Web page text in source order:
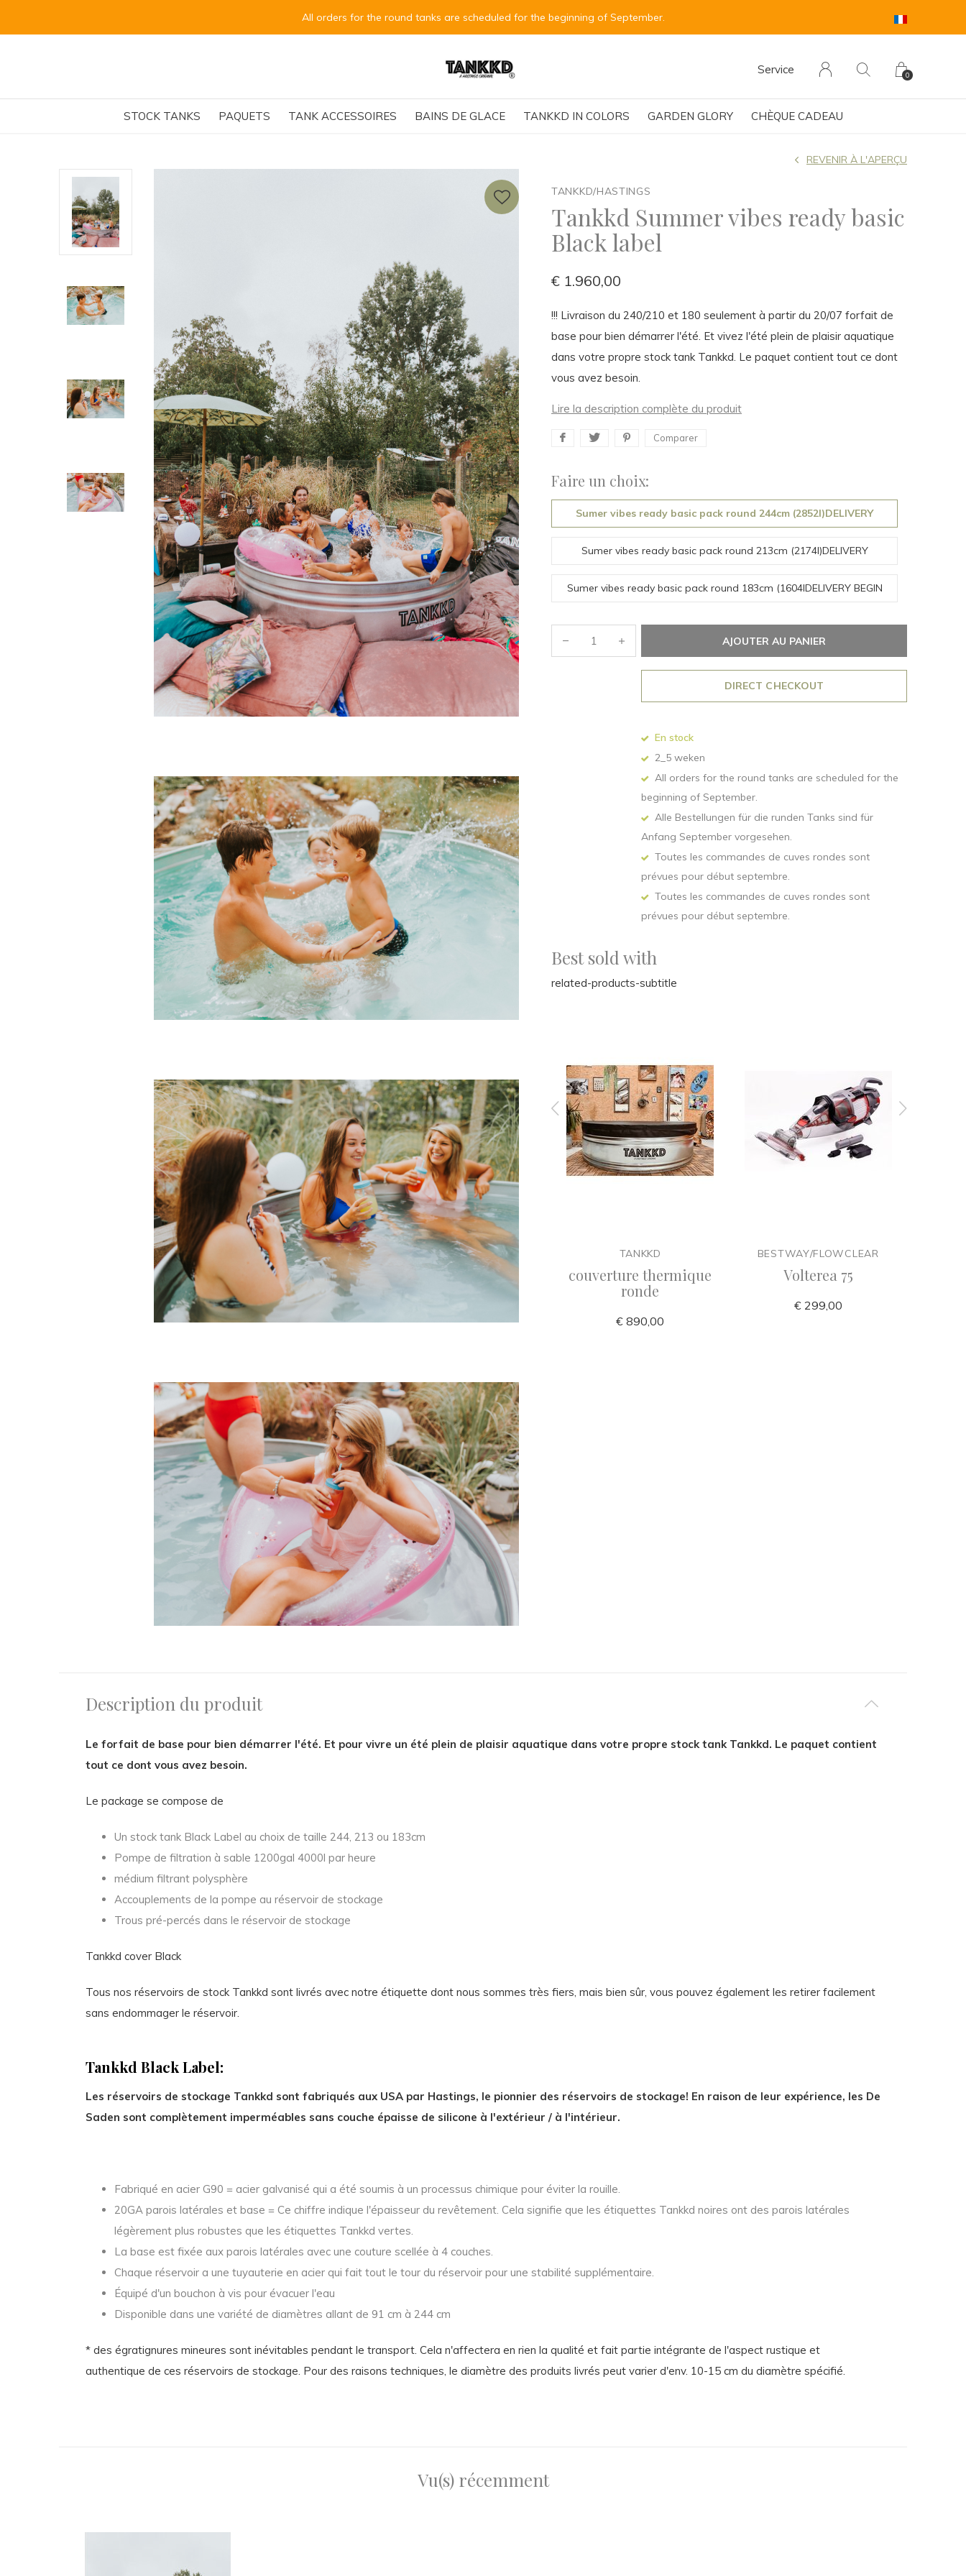
STOCK TANKS PAQUETS TANK ACCESSOIRES BAINS DE GLACE TANKKD IN COLORS GARDEN GLORY CHÈQUE CADEAU
Service 0
Alle Bestellungen für die runden Tanks sind für Anfang September vorgesehen.
TANKKD/HASTINGS
Tankkd Summer vibes ready basic
Black label
REVENIR À L'APERÇU
€ 1.960,00
!!! Livraison du 240/210 et 180 seulement à partir du 20/07 forfait de
base pour bien démarrer l'été. Et vivez l'été plein de plaisir aquatique
dans votre propre stock tank Tankkd. Le paquet contient tout ce dont
vous avez besoin.
Lire la description complète du produit
Comparer
Faire un choix:
Sumer vibes ready basic pack round 244cm (2852l)DELIVERY
SEPTEMBER
Sumer vibes ready basic pack round 213cm (2174l)DELIVERY
SEPTEMBER
Sumer vibes ready basic pack round 183cm (1604lDELIVERY BEGIN
AJOUTER AU PANIER
DIRECT CHECKOUT
En stock
2_5 weken
All orders for the round tanks are scheduled for the
beginning of September.
Alle Bestellungen für die runden Tanks sind für
Anfang September vorgesehen.
Toutes les commandes de cuves rondes sont
prévues pour début septembre.
Toutes les commandes de cuves rondes sont
prévues pour début septembre.
Best sold with
related-products-subtitle
BADESOFA
Badesofa Pearl
€ 219,00
TANKKD
revêtement dans notre
atelier
TANKKD
couverture thermique
ronde
€ 890,00
BESTWAY/FLOWCLEAR
Volterea 75
€ 299,00
Description du produit
Le forfait de base pour bien démarrer l'été. Et pour vivre un été plein de plaisir aquatique dans votre propre stock tank Tankkd. Le paquet contient
tout ce dont vous avez besoin.
Le package se compose de
Un stock tank Black Label au choix de taille 244, 213 ou 183cm
Pompe de filtration à sable 1200gal 4000l par heure
médium filtrant polysphère
Accouplements de la pompe au réservoir de stockage
Trous pré-percés dans le réservoir de stockage
Tankkd cover Black
Tous nos réservoirs de stock Tankkd sont livrés avec notre étiquette dont nous sommes très fiers, mais bien sûr, vous pouvez également les retirer facilement
sans endommager le réservoir.
Tankkd Black Label:
Les réservoirs de stockage Tankkd sont fabriqués aux USA par Hastings, le pionnier des réservoirs de stockage! En raison de leur expérience, les De
Saden sont complètement imperméables sans couche épaisse de silicone à l'extérieur / à l'intérieur.
Fabriqué en acier G90 = acier galvanisé qui a été soumis à un processus chimique pour éviter la rouille.
20GA parois latérales et base = Ce chiffre indique l'épaisseur du revêtement. Cela signifie que les étiquettes Tankkd noires ont des parois latérales
légèrement plus robustes que les étiquettes Tankkd vertes.
La base est fixée aux parois latérales avec une couture scellée à 4 couches.
Chaque réservoir a une tuyauterie en acier qui fait tout le tour du réservoir pour une stabilité supplémentaire.
Équipé d'un bouchon à vis pour évacuer l'eau
Disponible dans une variété de diamètres allant de 91 cm à 244 cm
* des égratignures mineures sont inévitables pendant le transport. Cela n'affectera en rien la qualité et fait partie intégrante de l'aspect rustique et
authentique de ces réservoirs de stockage. Pour des raisons techniques, le diamètre des produits livrés peut varier d'env. 10-15 cm du diamètre spécifié.
Vu(s) récemment